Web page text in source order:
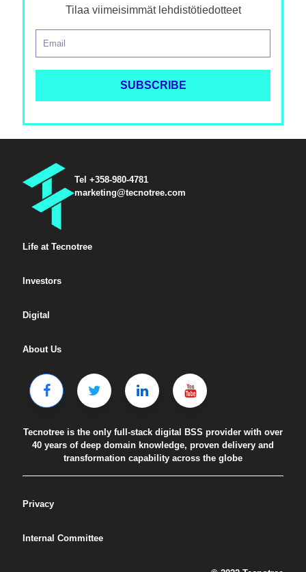
Tilaa viimeisimmät lehdistötiedotteet
Tel +358-980-4781
marketing@tecnotree.com
Life at Tecnotree
Investors
Digital
About Us
Tecnotree is the only full-stack digital BSS provider with over
40 years of deep domain knowledge, proven delivery and
transformation capability across the globe
Privacy
Internal Committee